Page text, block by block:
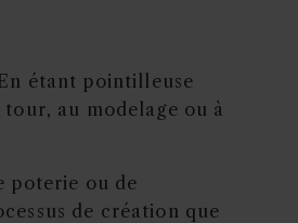
étant pointilleuse
au modelage ou à
poterie ou de
de création que